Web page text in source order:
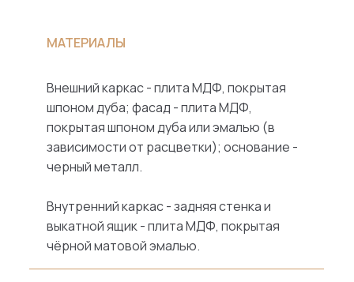
МАТЕРИАЛЫ
Внешний каркас - плита МДФ, покрытая
шпоном дуба; фасад - плита МДФ,
покрытая шпоном дуба или эмалью (в
зависимости от расцветки); основание -
черный металл.
Внутренний каркас - задняя стенка и
выкатной ящик - плита МДФ, покрытая
чёрной матовой эмалью.